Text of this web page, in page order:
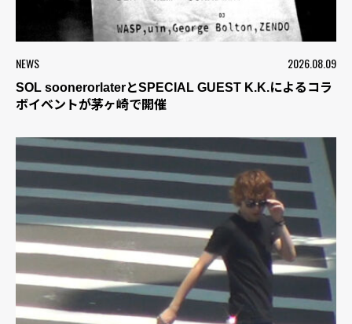
NEWS 2026.08.09
SOL soonerorlaterとSPECIAL GUEST K.K.によるコラ
ボイベントが茅ヶ崎で開催